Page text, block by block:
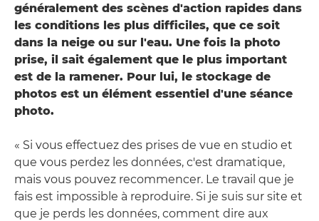
généralement des scènes d'action rapides dans
les conditions les plus difficiles, que ce soit
dans la neige ou sur l'eau. Une fois la photo
prise, il sait également que le plus important
est de la ramener. Pour lui, le stockage de
photos est un élément essentiel d'une séance
photo.
« Si vous effectuez des prises de vue en studio et
que vous perdez les données, c'est dramatique,
mais vous pouvez recommencer. Le travail que je
fais est impossible à reproduire. Si je suis sur site et
que je perds les données, comment dire aux